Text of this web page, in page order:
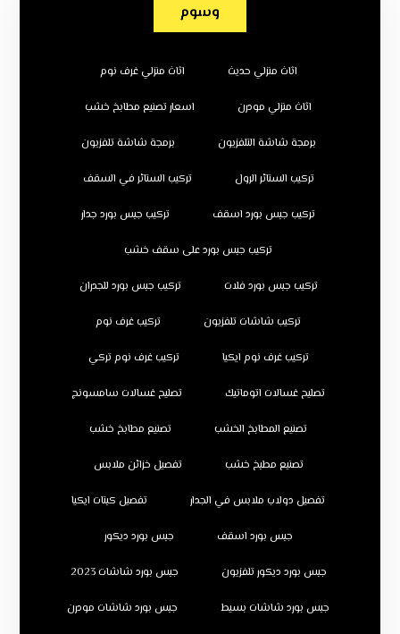
وسوم
اثاث منزلي حديث اثاث منزلي غرف نوم
اثاث منزلي مودرن اسعار تصنيع مطابخ خشب
برمجة شاشة التلفزيون برمجة شاشة تلفزيون
تركيب الستائر الرول تركيب الستائر في السقف
تركيب جبس بورد اسقف تركيب جبس بورد جدار
تركيب جبس بورد على سقف خشب
تركيب جبس بورد فلات تركيب جبس بورد للجدران
تركيب شاشات تلفزيون تركيب غرف نوم
تركيب غرف نوم ايكيا تركيب غرف نوم تركي
تصليح غسالات اتوماتيك تصليح غسالات سامسونج
تصنيع المطابخ الخشب تصنيع مطابخ خشب
تصنيع مطبخ خشب تفصيل خزائن ملابس
تفصيل دولاب ملابس في الجدار تفصيل كبتات ايكيا
جبس بورد اسقف جبس بورد ديكور
جبس بورد ديكور تلفزيون جبس بورد شاشات 2023
جبس بورد شاشات بسيط جبس بورد شاشات مودرن